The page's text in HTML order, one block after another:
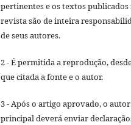
pertinentes e os textos publicados
revista são de inteira
de seus autores.
2 - É permitida a reprodução,
que citada a fonte e o autor.
3 - Após o artigo aprovado, o autor
principal deverá enviar